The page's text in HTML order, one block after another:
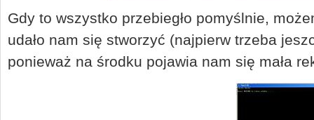
Gdy to wszystko przebiegło pomyślnie,
udało nam się stworzyć (najpierw trzeba
ponieważ na środku pojawia nam się mała